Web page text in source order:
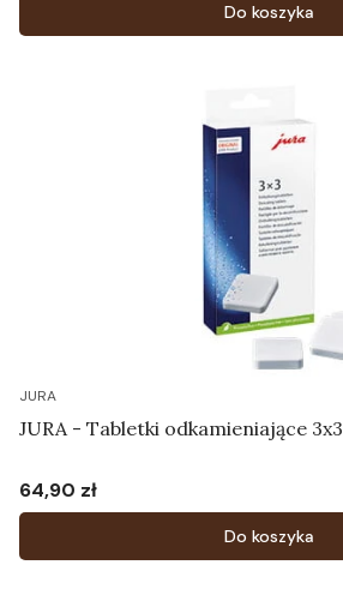
Do koszyka
JURA
JURA - Tabletki odkamieniające 3x3
Cena
64,90 zł
Do koszyka